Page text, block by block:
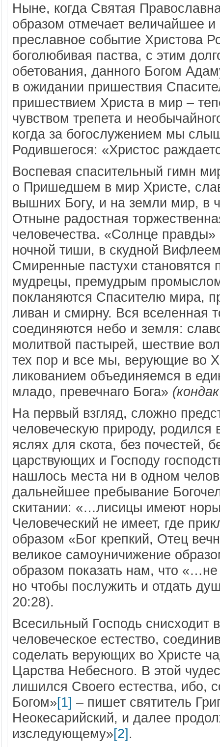
Ныне, когда Святая
образом отмечает величайшее и
преславное событие Христова
боголюбивая паства, с этим
обетования, данного Богом
в ожидании пришествия
пришествием Христа в мир –
чувством трепета и
когда за богослужением мы
Родившегося: «Христос
Воспевая спасительный гимн
о Пришедшем в мир Христе,
вышних Богу, и на земли мир, в
Отныне радостная
человечества. «Солнце
ночной тиши, в скудной
Смиренные пастухи становятся
мудрецы, премудрым
покланяются Спасителю мира,
ливан и смирну. Вся вселенная
соединяются небо и земля:
молитвой пастырей, шествие
тех пор и все мы, верующие во
ликованием объединяемся в
младо, превечнаго Бога»
На первый взгляд, сложно
человеческую природу,
яслях для скота, без почестей,
царствующих и Господу
нашлось места ни в одном
дальнейшее пребывание
скитании: «…лисицы имеют
Человеческий не имеет, где
образом «Бог крепкий, Отец
великое самоуничижение
образом показать нам, что
но чтобы послужить и отдать
20:28).
Всесильный Господь
человеческое естество,
соделать верующих во Христе
Царства Небесного. В этой
лишился Своего естества, ибо,
Богом»[1] – пишет святитель
Неокесарийский, и далее
изследующему»[2].